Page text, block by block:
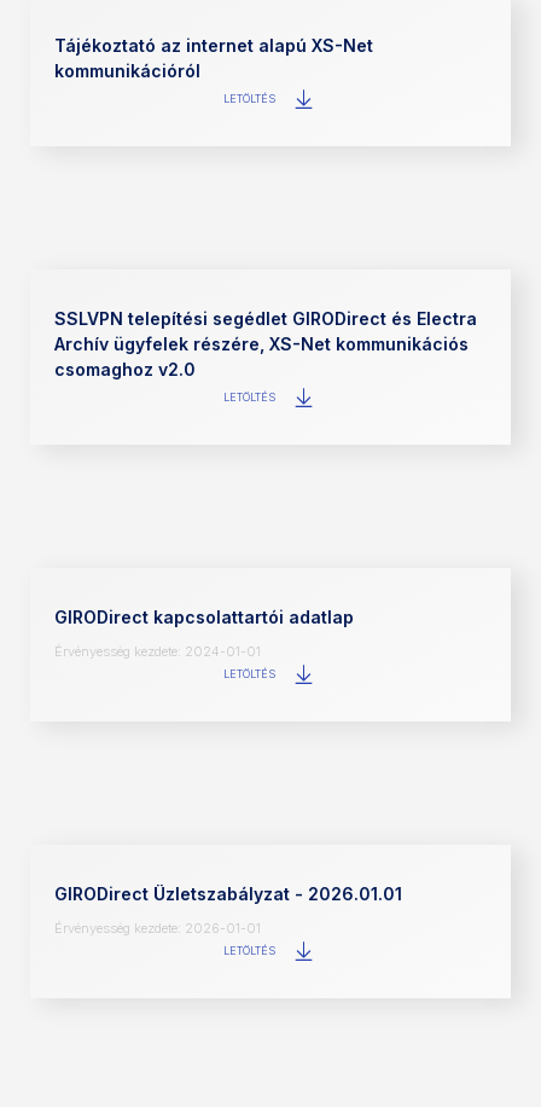
Tájékoztató az internet alapú XS-Net
kommunikációról
LETÖLTÉS
SSLVPN telepítési segédlet GIRODirect és Electra
Archív ügyfelek részére, XS-Net kommunikációs
csomaghoz v2.0
LETÖLTÉS
GIRODirect kapcsolattartói adatlap
Érvényesség kezdete: 2024-01-01
LETÖLTÉS
GIRODirect Üzletszabályzat - 2026.01.01
Érvényesség kezdete: 2026-01-01
LETÖLTÉS